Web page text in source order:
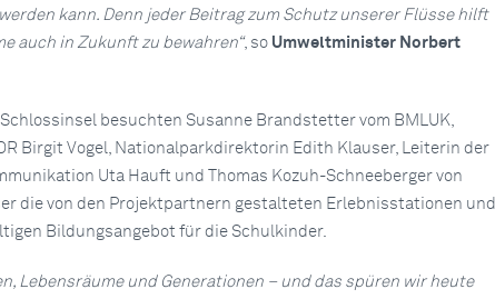
kann. Denn jeder Beitrag zum Schutz unserer Flüsse hilft
auch in Zukunft zu bewahren“, so Umweltminister Norbert
besuchten Susanne Brandstetter vom BMLUK,
Birgit Vogel, Nationalparkdirektorin Edith Klauser, Leiterin der
Uta Hauft und Thomas Kozuh-Schneeberger von
die von den Projektpartnern gestalteten Erlebnisstationen und
Bildungsangebot für die Schulkinder.
Lebensräume und Generationen – und das spüren wir heute